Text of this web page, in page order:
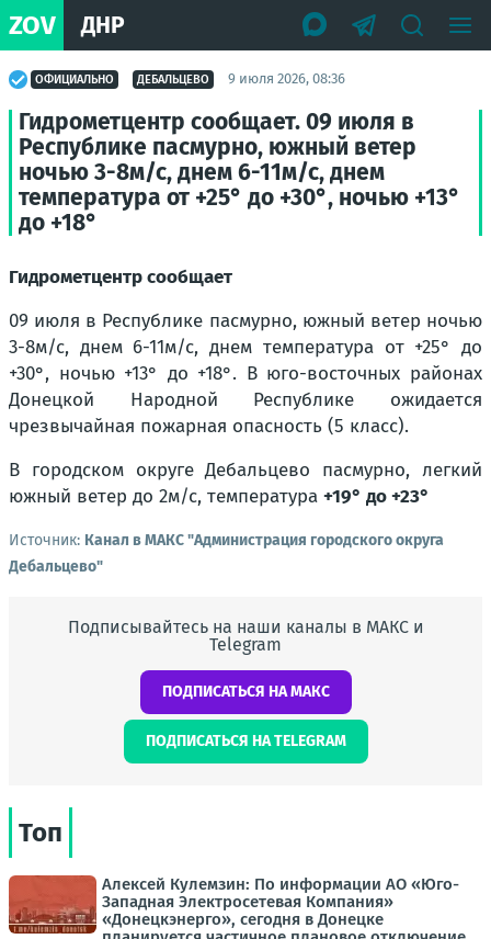
ZOV ДНР
ОФИЦИАЛЬНО ДЕБАЛЬЦЕВО 9 июля 2026, 08:36
Гидрометцентр сообщает. 09 июля в
Республике пасмурно, южный ветер
ночью 3-8м/с, днем 6-11м/с, днем
температура от +25° до +30°, ночью +13°
до +18°
Гидрометцентр сообщает
09 июля в Республике пасмурно, южный ветер ночью
3-8м/с, днем 6-11м/с, днем температура от +25° до
+30°, ночью +13° до +18°. В юго-восточных районах
Донецкой Народной Республике ожидается
чрезвычайная пожарная опасность (5 класс).
В городском округе Дебальцево пасмурно, легкий
южный ветер до 2м/с, температура +19° до +23°
Источник: Канал в МАКС "Администрация городского округа
Дебальцево"
Подписывайтесь на наши каналы в МАКС и
Telegram
ПОДПИСАТЬСЯ НА МАКС
ПОДПИСАТЬСЯ НА TELEGRAM
Топ
Алексей Кулемзин: По информации АО «Юго-
Западная Электросетевая Компания»
«Донецкэнерго», сегодня в Донецке